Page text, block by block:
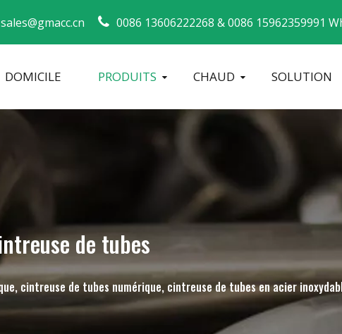
sales@gmacc.cn 0086 13606222268 &0086 15962359991
DOMICILE PRODUITS CHAUD SOLUTION
de tubes
cintreuse de tubes numérique, cintreuse de tubes en acier